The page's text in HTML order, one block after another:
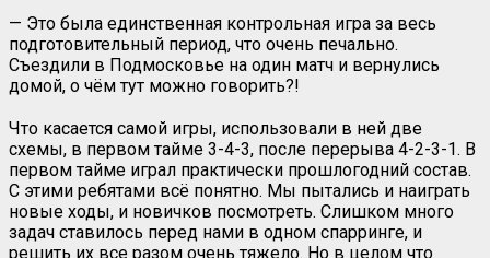
— Это была единственная контрольная игра за весь
подготовительный период, что очень печально.
Съездили в Подмосковье на один матч и вернулись
домой, о чём тут можно говорить?!
Что касается самой игры, использовали в ней две
схемы, в первом тайме 3-4-3, после перерыва 4-2-3-1. В
первом тайме играл практически прошлогодний состав.
С этими ребятами всё понятно. Мы пытались и наиграть
новые ходы, и новичков посмотреть. Слишком много
задач ставилось перед нами в одном спарринге, и
решить их все разом очень тяжело. Но в целом что